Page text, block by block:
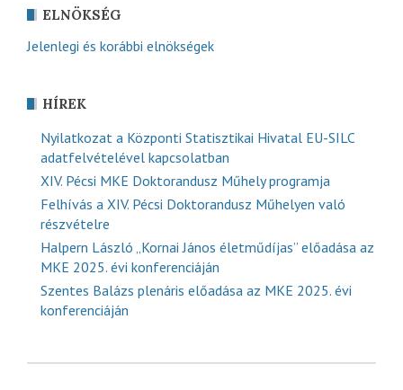
ELNÖKSÉG
Jelenlegi és korábbi elnökségek
HÍREK
Nyilatkozat a Központi Statisztikai Hivatal EU-SILC
adatfelvételével kapcsolatban
XIV. Pécsi MKE Doktorandusz Műhely programja
Felhívás a XIV. Pécsi Doktorandusz Műhelyen való
részvételre
Halpern László „Kornai János életműdíjas” előadása az
MKE 2025. évi konferenciáján
Szentes Balázs plenáris előadása az MKE 2025. évi
konferenciáján